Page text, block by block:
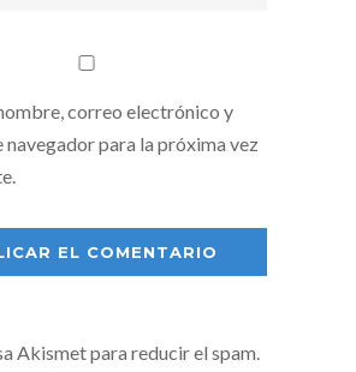
correo electrónico y
navegador para la próxima vez
Akismet para reducir el spam.